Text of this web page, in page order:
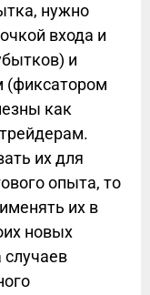
нужно
входа и
и
(фиксатором
как
их для
опыта, то
их в
новых
случаев